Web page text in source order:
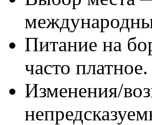
Питание на
часто платное.
Изменения/